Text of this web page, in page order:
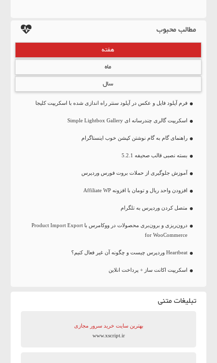
مطالب محبوب
هفته
ماه
سال
فرم آپلود فایل و عکس در آپلود سنتر راه اندازی شده با اسکریپت کلیجا
اسکریپت گالری چندرسانه ای Simple Lightbox Gallery
راهنمای گام به گام نوشتن کپشن خوب اینستاگرام
بسته نصبی قالب صحیفه 5.2.1
آموزش جلوگیری از حملات بروت فورس وردپرس
افزودن واحد ریال و تومان با افزونه Affiliate WP
متصل کردن وردپرس به تلگرام
درون‌ریزی و برون‌بری محصولات در ووکامرس با Product Import Export
for WooCommerce
Heartbeat وردپرس چیست و چگونه آن غیر فعال کنیم؟
اسکریپت اکانت ساز + پرداخت انلاین
تبلیغات متنی
بهترین سایت‌ خرید سرور مجازی
www.xscript.ir